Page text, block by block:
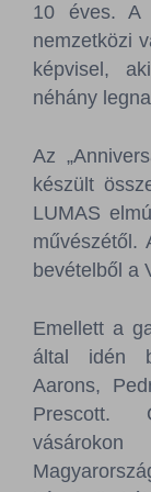
10 éves. A
nemzetközi
képvisel,
néhány
Az
készült
LUMAS
művészétől.
bevételből a
Emellett a
által idén
Aarons,
Prescott.